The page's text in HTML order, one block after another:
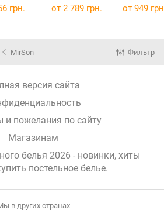
білизни 17-
17-4848
грн. от 2 789 грн. от 949
MirSon Фильтр
версия сайта
и пожелания по сайту
Магазинам
белья 2026 - новинки, хиты
постельное белье.
в других странах